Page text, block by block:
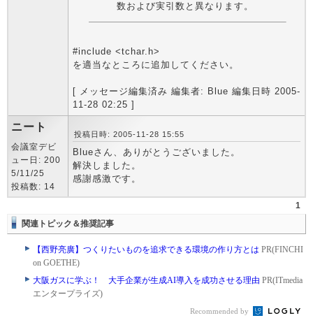
数および実引数と異なります。
#include <tchar.h>
を適当なところに追加してください。
[ メッセージ編集済み 編集者: Blue 編集日時 2005-
11-28 02:25 ]
ニート
会議室デビ
ュー日: 200
5/11/25
投稿数: 14
投稿日時: 2005-11-28 15:55
Blueさん、ありがとうございました。
解決しました。
感謝感激です。
1
関連トピック＆推奨記事
【西野亮廣】つくりたいものを追求できる環境の作り方とは PR(FINCHI
on GOETHE)
大阪ガスに学ぶ！ 大手企業が生成AI導入を成功させる理由 PR(ITmedia
エンタープライズ)
Recommended by